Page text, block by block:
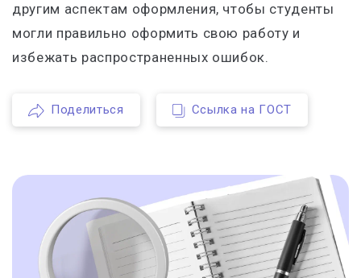
другим аспектам оформления, чтобы студенты
могли правильно оформить свою работу и
избежать распространенных ошибок.
Поделиться Ссылка на ГОСТ